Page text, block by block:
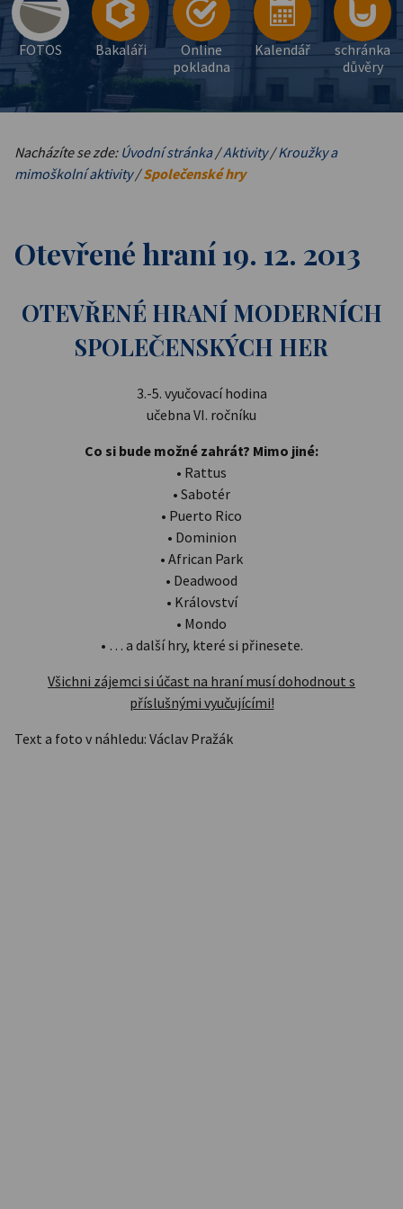
FOTOS Bakaláři
Online
pokladna
Kalendář
schránka
důvěry
Nacházíte se zde: Úvodní stránka/Aktivity/Kroužky a
mimoškolní aktivity/Společenské hry
Otevřené hraní 19. 12. 2013
OTEVŘENÉ HRANÍ MODERNÍCH
SPOLEČENSKÝCH HER
3.-5. vyučovací hodina
učebna VI. ročníku
Co si bude možné zahrát? Mimo jiné:
• Rattus
• Sabotér
• Puerto Rico
• Dominion
• African Park
• Deadwood
• Království
• Mondo
• … a další hry, které si přinesete.
Všichni zájemci si účast na hraní musí dohodnout s
příslušnými vyučujícími!
Text a foto v náhledu: Václav Pražák